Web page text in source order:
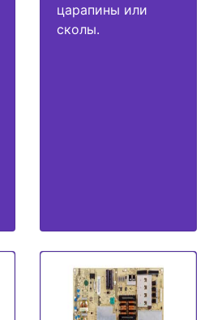
царапины или
сколы.